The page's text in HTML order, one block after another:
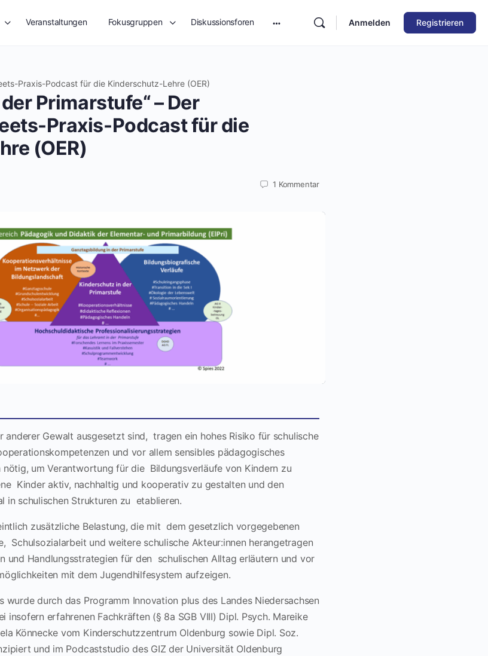
Veranstaltungen Fokusgruppen Diskussionsforen Anmelden Registrieren
Praxis-Podcast für die Kinderschutz-Lehre (OER)
Primarstufe“ – Der
Praxis-Podcast für die
(OER)
1 Kommentar
anderer Gewalt ausgesetzt sind, tragen ein hohes Risiko für schulische
und vor allem sensibles pädagogisches
um Verantwortung für die Bildungsverläufe von Kindern zu
Kinder aktiv, nachhaltig und kooperativ zu gestalten und den
in schulischen Strukturen zu etablieren.
zusätzliche Belastung, die mit dem gesetzlich vorgegebenen
Schulsozialarbeit und weitere schulische Akteur:innen herangetragen
und Handlungsstrategien für den schulischen Alltag erläutern und vor
mit dem Jugendhilfesystem aufzeigen.
wurde durch das Programm Innovation plus des Landes Niedersachsen
erfahrenen Fachkräften (§ 8a SGB VIII) Dipl. Psych. Mareike
Könnecke vom Kinderschutzzentrum Oldenburg sowie Dipl. Soz.
und im Podcaststudio des GIZ der Universität Oldenburg